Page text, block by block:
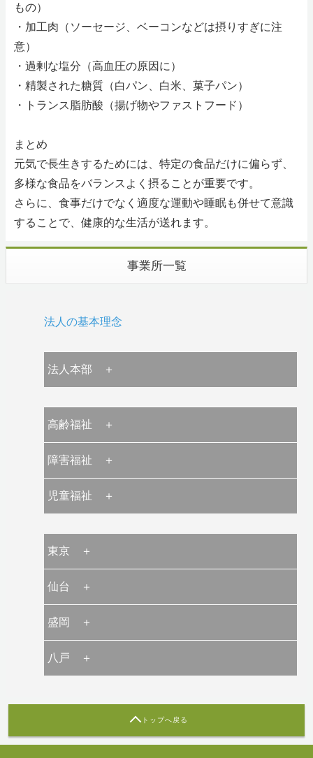
もの）
・加工肉（ソーセージ、ベーコンなどは摂りすぎに注
意）
・過剰な塩分（高血圧の原因に）
・精製された糖質（白パン、白米、菓子パン）
・トランス脂肪酸（揚げ物やファストフード）
まとめ
元気で長生きするためには、特定の食品だけに偏らず、
多様な食品をバランスよく摂ることが重要です。
さらに、食事だけでなく適度な運動や睡眠も併せて意識
することで、健康的な生活が送れます。
事業所一覧
法人の基本理念
法人本部 ＋
高齢福祉 ＋
障害福祉 ＋
児童福祉 ＋
東京 ＋
仙台 ＋
盛岡 ＋
八戸 ＋
トップへ戻る